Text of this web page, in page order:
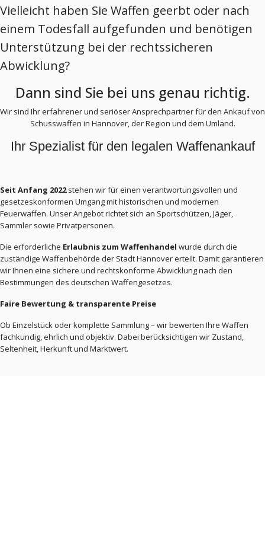
Vielleicht haben Sie Waffen geerbt oder nach
einem Todesfall aufgefunden und benötigen
Unterstützung bei der rechtssicheren
Abwicklung?
Dann sind Sie bei uns genau richtig.
Wir sind Ihr erfahrener und seriöser Ansprechpartner für den Ankauf von
Schusswaffen in Hannover, der Region und dem Umland.
Ihr Spezialist für den legalen Waffenankauf
Seit Anfang 2022stehen wir für einen verantwortungsvollen und
gesetzeskonformen Umgang mit historischen und modernen
Feuerwaffen. Unser Angebot richtet sich an Sportschützen, Jäger,
Sammler sowie Privatpersonen.
Die erforderliche Erlaubnis zum Waffenhandel wurde durch die
zuständige Waffenbehörde der Stadt Hannover erteilt. Damit garantieren
wir Ihnen eine sichere und rechtskonforme Abwicklung nach den
Bestimmungen des deutschen Waffengesetzes.
Faire Bewertung & transparente Preise
Ob Einzelstück oder komplette Sammlung – wir bewerten Ihre Waffen
fachkundig, ehrlich und objektiv. Dabei berücksichtigen wir Zustand,
Seltenheit, Herkunft und Marktwert.